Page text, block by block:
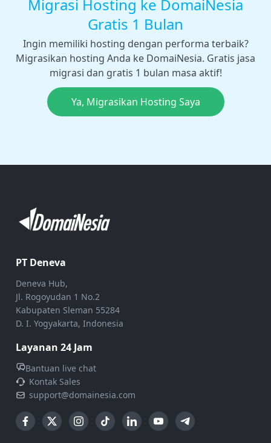
Migrasi Hosting ke DomaiNesia
Gratis 1 Bulan
Ingin memiliki hosting dengan performa terbaik?
Migrasikan hosting Anda ke DomaiNesia. Gratis jasa
migrasi dan gratis 1 bulan masa aktif!
Ya, Migrasikan Hosting Saya
PT Deneva
Deneva Hub,
Jl. Rogoyudan 1 No.2
Kabupaten Sleman 55284
D. I. Yogyakarta, Indonesia
Layanan 24 Jam
Bantuan live chat
Kontak Sales
support@domainesia.com